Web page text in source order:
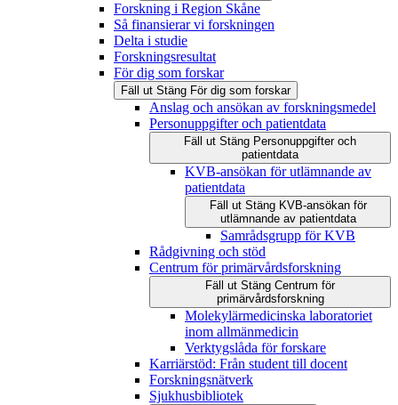
Forskning i Region Skåne
Så finansierar vi forskningen
Delta i studie
Forskningsresultat
För dig som forskar
Fäll ut Stäng För dig som forskar
Anslag och ansökan av forskningsmedel
Personuppgifter och patientdata
Fäll ut Stäng Personuppgifter och
patientdata
KVB-ansökan för utlämnande av
patientdata
Fäll ut Stäng KVB-ansökan för
utlämnande av patientdata
Samrådsgrupp för KVB
Rådgivning och stöd
Centrum för primärvårdsforskning
Fäll ut Stäng Centrum för
primärvårdsforskning
Molekylärmedicinska laboratoriet
inom allmänmedicin
Verktygslåda för forskare
Karriärstöd: Från student till docent
Forskningsnätverk
Sjukhusbibliotek